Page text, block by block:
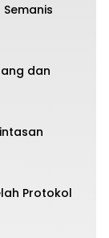
dan
Protokol